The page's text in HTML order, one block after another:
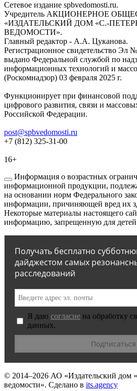
Сетевое издание spbvedomosti.ru.
Учредитель АКЦИОНЕРНОЕ
«ИЗДАТЕЛЬСКИЙ ДОМ «С.-
ВЕДОМОСТИ».
Главный редактор - А.А. Цуканова.
Регистрационное свидетельство Эл
выдано Федеральной службой по
информационных технологий и
(Роскомнадзор) 03 февраля 2025 г.
Функционирует при финансовой
цифрового развития, связи и
Российской Федерации.
post@spbvedomosti.ru
+7 (812) 325-31-00
16+
Информация о возрастных
информационной продукции,
на основании норм Федерального
информации, причиняющей вред их
Некоторые материалы настоящего
информацию, запрещенную для детей
Получать бесплатно
дайджестом самых
расследований
Я даю согласие на обработку
данных.
© 2014–2026 АО «Издательский дом
ведомости». Сделано в its.agency